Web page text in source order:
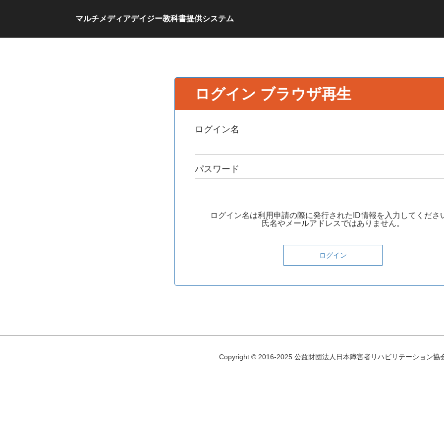
マルチメディアデイジー教科書提供システム
ログイン ブラウザ再生
ログイン名
パスワード
ログイン名は利用申請の際に発行されたID情報を入力してくださ
氏名やメールアドレスではありません。
Copyright © 2016-2025 公益財団法人日本障害者リハビリテーション協